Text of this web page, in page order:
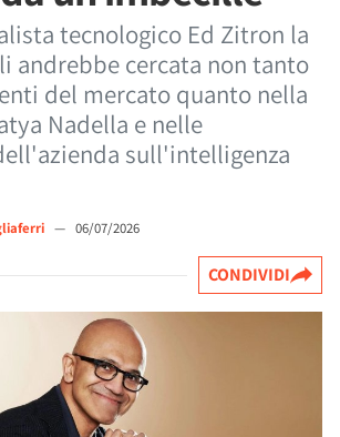
tecnologico Ed Zitron la
andrebbe cercata non tanto
del mercato quanto nella
Nadella e nelle
sull'intelligenza
— 06/07/2026
CONDIVIDI